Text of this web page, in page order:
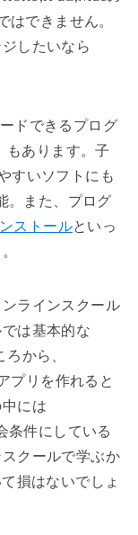
できません。
したいなら
ドできるプログ
あります。子
すいソフトにも
。また、プログ
ストールといっ
ラインスクール
は基本的な
から、
プリを作れると
には
条件にしている
クールで学ぶか
損はないでしょ